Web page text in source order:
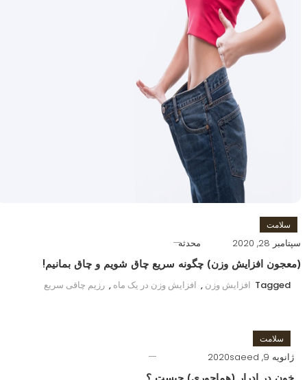
سلامت
سپتامبر 28, 2020 محدثه
(معجون افزایش وزن) چگونه سریع چاق شویم و چاق بمانیم!
Tagged افزایش وزن , افزایش وزن در یک ماه , رزیم چاقی سریع
سلامت
ژانویه 9, 2020 saeed